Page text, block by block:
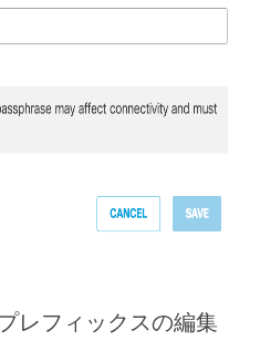
レフィックスの編集